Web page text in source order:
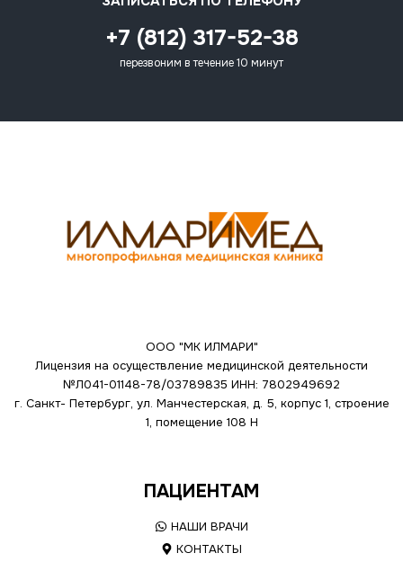
+7 (812) 317-52-38
перезвоним в течение 10 минут
ООО "МК ИЛМАРИ"
Лицензия на осуществление медицинской деятельности
№Л041-01148-78/03789835 ИНН: 7802949692
г. Санкт- Петербург, ул. Манчестерская, д. 5, корпус 1, строение
1, помещение 108 Н
ПАЦИЕНТАМ
НАШИ ВРАЧИ
КОНТАКТЫ